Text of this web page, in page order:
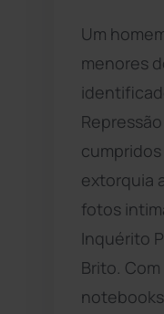
Um
menores
extorquia
fotos
Inquérito
Brito.